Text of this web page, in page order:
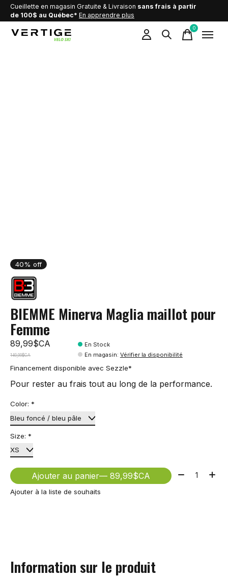
Cueillette en magasin Gratuite & Livraison sans frais à partir
de 100$ au Québec* En apprendre plus
0items
40% off
BIEMME Minerva Maglia maillot pour
Femme
89,99$CA
149,99$CA
En Stock
En magasin: Vérifier la disponibilité
Financement disponible avec Sezzle*
Pour rester au frais tout au long de la performance.
Color: *
Size: *
Ajouter au panier — 89,99$CA Quantité:
Ajouter à la liste de souhaits
Information sur le produit